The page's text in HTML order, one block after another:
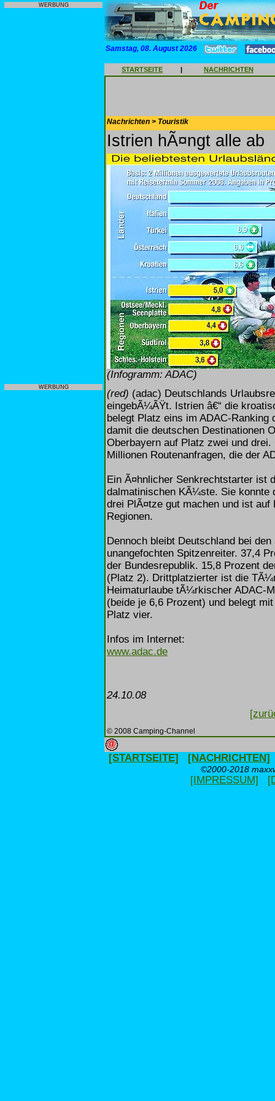
WERBUNG
WERBUNG
Samstag, 08. August 2026
STARTSEITE | NACHRICHTEN
Nachrichten > Touristik
Istrien hÃ¤ngt alle ab
(Infogramm: ADAC)
(red) (adac) Deutschlands
eingebÃ¼ÃŸt. Istrien â€“ die
belegt Platz eins im ADAC-
damit die deutschen Destinationen
Oberbayern auf Platz zwei und
Millionen Routenanfragen, die der
Ein Ã¤hnlicher Senkrechtstarter ist
dalmatinischen KÃ¼ste. Sie konnte
drei PlÃ¤tze gut machen und ist
Regionen.
Dennoch bleibt Deutschland bei
unangefochten Spitzenreiter. 37,4
der Bundesrepublik. 15,8 Prozent
(Platz 2). Drittplatzierter ist die
Heimaturlaube tÃ¼rkischer ADAC-
(beide je 6,6 Prozent) und belegt
Platz vier.
Infos im Internet:
www.adac.de
24.10.08
© 2008 Camping-Channel
[STARTSEITE] [NACHRICHTEN]
©2000-2018
[IMPRESSUM]